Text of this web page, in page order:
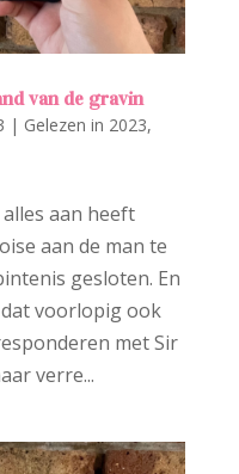
van de gravin
| Gelezen in 2023,
aan heeft
aan de man te
gesloten. En
voorlopig ook
met Sir
verre...